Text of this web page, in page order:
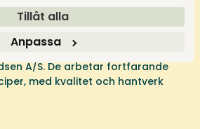
Tillåt alla
Anpassa
börjar 1973, när Ina och
grundar företaget Hjort
driver deras son, Klaus Hjort
tillsammans med sin fru under
A/S. De arbetar fortfarande
med kvalitet och hantverk